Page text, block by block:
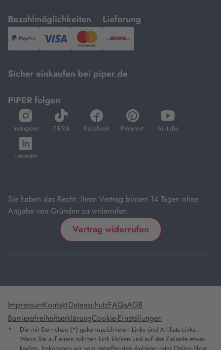
Bezahlmöglichkeiten
mit
PayPal,Visa
und
Lieferung
mit
DHL.
Sicher einkaufen bei piper.de
PIPER folgen
Instagram
öffnet
in
neuem
Tab
TikTok
öffnet
in
Facebook
öffnet
in
Pinterest
öffnet
in
Youtube
öffnet
in
LinkedIn
öffnet
in
Sie haben das Recht, Ihren Vertrag binnen 14 Tagen ohne
Angabe von Gründen zu widerrufen.
Vertrag widerrufen
ImpressumKontaktDatenschutzFAQsAGB
BarrierefreiheitserklärungCookie-Einstellungen
*
Die mit Sternchen (*) gekennzeichneten Links sind Affiliate-Links.
Wenn Sie auf einen solchen Link klicken und auf der Zielseite etwas
kaufen, bekommen wir vom betreffenden Anbieter oder Online-Shop